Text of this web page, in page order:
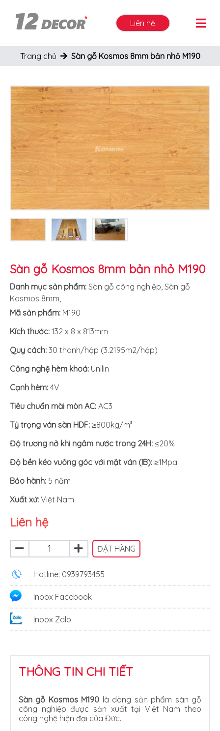
Liên hệ
Trang chủ Sàn gỗ Kosmos 8mm bản nhỏ M190
Sàn gỗ Kosmos 8mm bản nhỏ M190
Danh mục sản phẩm: Sàn gỗ công nghiệp Sàn gỗ
Kosmos 8mm
Mã sản phẩm: M190
Kích thước: 132 x 8 x 813mm
Quy cách: 30 thanh/hộp (3.2195m2/hộp)
Công nghệ hèm khoá: Unilin
Cạnh hèm: 4V
Tiêu chuẩn mài mòn AC: AC3
Tỷ trọng ván sàn HDF: ≥800kg/m³
Độ trương nở khi ngâm nước trong 24H: ≤20%
Độ bền kéo vuông góc với mặt ván (IB): ≥1Mpa
Bảo hành: 5 năm
Xuất xứ: Việt Nam
Liên hệ
ĐẶT HÀNG
Hotline: 0939793455
Inbox Facebook
Inbox Zalo
THÔNG TIN CHI TIẾT
Sàn gỗ Kosmos M190 là dòng sản phẩm sàn gỗ
công nghiệp được sản xuất tại Việt Nam theo
công nghệ hiện đại của Đức.